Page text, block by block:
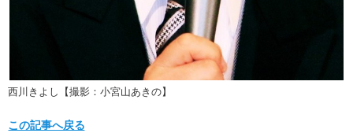
西川きよし【撮影：小宮山あきの】
この記事へ戻る